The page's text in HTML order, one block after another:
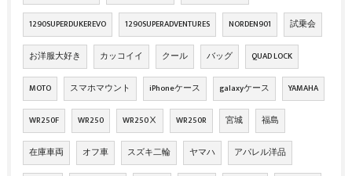
1290SUPERDUKEREVO 1290SUPERADVENTURES NORDEN901 試乗会
お洋服大好き カッコイイ クール バッグ QUAD LOCK
MOTO スマホマウント iPhoneケース galaxyケース YAMAHA
WR250F WR250 WR250Ⅹ WR250R 宮城 福島
在庫車両 オフ車 スズキ二輪 ヤマハ アパレル洋品